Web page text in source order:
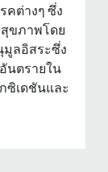
คต่างๆ ซึ่ง
ขภาพโดย
ลอิสระซึ่ง
นตรายใน
ซิเดชันและ